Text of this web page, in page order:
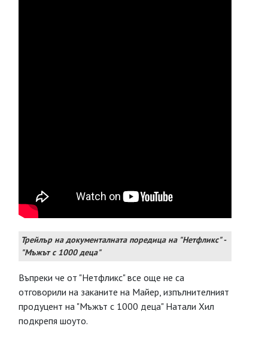
Трейлър на документалната поредица на "Нетфликс" -
"Мъжът с 1000 деца"
Въпреки че от "Нетфликс" все още не са
отговорили на заканите на Майер, изпълнителният
продуцент на "Мъжът с 1000 деца" Натали Хил
подкрепя шоуто.